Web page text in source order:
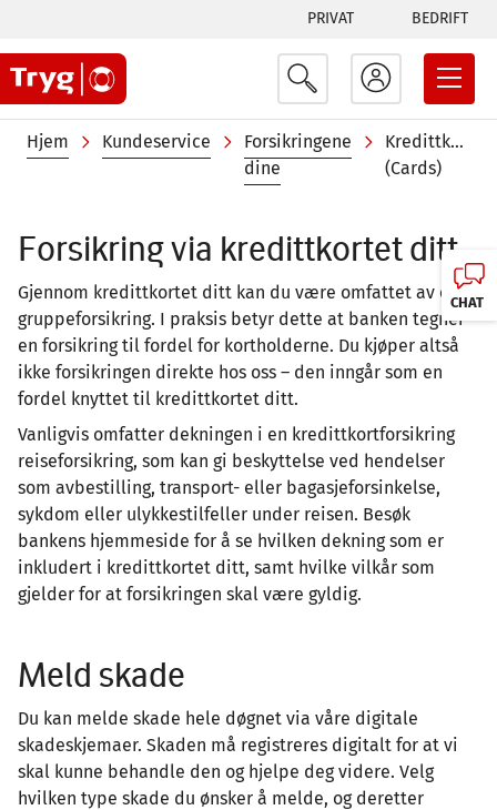
hovedinnhold
Tabs
menu
PRIVAT BEDRIFT
Navigasjonssti
Hjem Kundeservice
Forsikringene
dine
Kredittkort
(Cards)
Forsikring via kredittkortet ditt
Gjennom kredittkortet ditt kan du være omfattet av en
gruppeforsikring. I praksis betyr dette at banken tegner
en forsikring til fordel for kortholderne. Du kjøper altså
ikke forsikringen direkte hos oss – den inngår som en
fordel knyttet til kredittkortet ditt.
Vanligvis omfatter dekningen i en kredittkortforsikring
reiseforsikring, som kan gi beskyttelse ved hendelser
som avbestilling, transport- eller bagasjeforsinkelse,
sykdom eller ulykkestilfeller under reisen. Besøk
bankens hjemmeside for å se hvilken dekning som er
inkludert i kredittkortet ditt, samt hvilke vilkår som
gjelder for at forsikringen skal være gyldig.
Meld skade
Du kan melde skade hele døgnet via våre digitale
skadeskjemaer. Skaden må registreres digitalt for at vi
skal kunne behandle den og hjelpe deg videre. Velg
hvilken type skade du ønsker å melde, og deretter
CHAT